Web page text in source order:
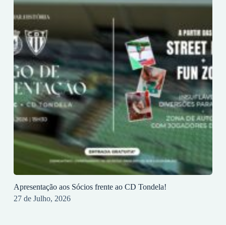
Apresentação aos Sócios frente ao CD Tondela!
27 de Julho, 2026